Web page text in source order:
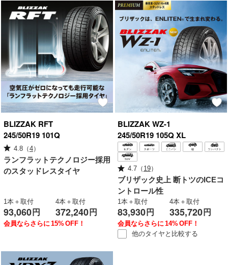
BLIZZAK RFT
245/50R19 101Q
4.8（4）
ランフラットテクノロジー採用
のスタッドレスタイヤ
1本＋取付
93,060 円
4本＋取付
372,240 円
会員ならさらに15%OFF！
BLIZZAKWZ-1
245/50R19 105Q XL
4.7（ 19）
ブリザック史上 断トツのICEコ
ントロール性
1本＋取付
83,930 円
4本＋取付
335,720 円
会員ならさらに14%OFF！
他のタイヤと 比較する